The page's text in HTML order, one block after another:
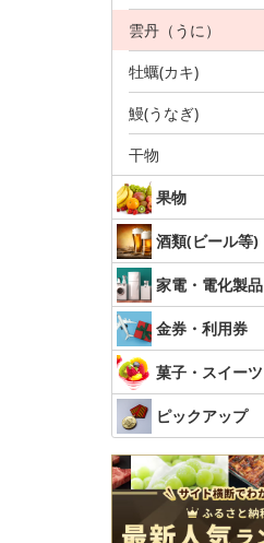
雲丹（うに）
牡蠣(カキ)
鰻(うなぎ)
干物
果物
酒類(ビール等)
家電・電化製品
金券・利用券
菓子・スイーツ
ピックアップ